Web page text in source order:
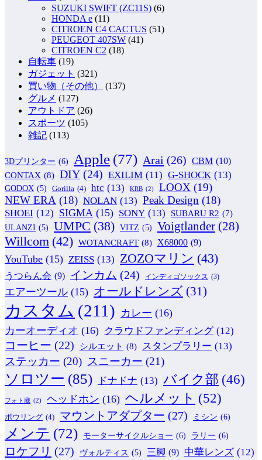
SUZUKI SWIFT (ZC11S) (6)
HONDA e (11)
CITROEN C4 CACTUS (51)
PEUGEOT 407SW (41)
CITROEN C2 (18)
自転車 (19)
ガジェット (321)
買い物（その他）
(137)
グルメ (127)
アウトドア (26)
スポーツ (105)
雑記 (113)
3Dプリンター (6) Apple (77) Arai (26) CBM (10)
CONTAX (8) DIY (24) EXILIM (11) G-SHOCK (13)
GODOX (5) Gorilla (4) htc (13) KRB (2) LOOX (19)
NEW ERA (18) NOLAN (13) Peak Design (18)
SHOEI (12) SIGMA (15) SONY (13) SUBARU R2 (7)
ULANZI (5) UMPC (38) VITZ (5) Voigtlander (28)
Willcom (42) WOTANCRAFT (8) X68000 (9)
YouTube (15) ZEISS (13) ZOZOマリン (43)
うつらん会 (9) インカム (24) インディゴソックス (3)
エアーツール (15) オールドレンズ (31)
カスタム (211) カレー (16)
カーオーディオ (16) クラウドファンディング (12)
コーヒー (22) シルエット (8) スタンプラリー (13)
ステッカー (20) スニーカー (21)
ソロツー (85) ドナドナ (13) バイク部 (46)
フォト蔵 (2) ヘッドホン (16) ヘルメット (52)
ボウリング (4) マウントアダプター (27) ミシン (6)
メンテ (72) モーターサイクルショー (6) ラリー (6)
ロケフリ (27) ヴォルティス (5) 三脚 (9) 中華レンズ (12)